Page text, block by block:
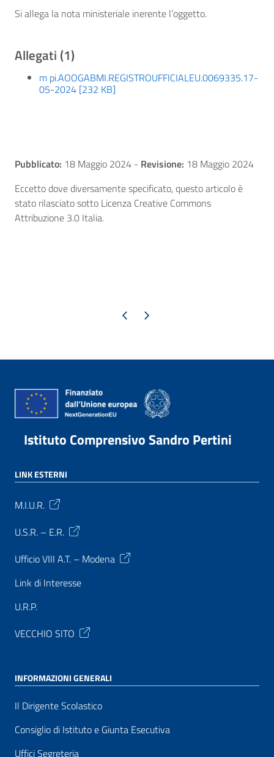
Si allega la nota ministeriale inerente l’oggetto.
Allegati (1)
m pi.AOOGABMI.REGISTROUFFICIALEU.0069335.17-
05-2024 [232 KB]
Pubblicato: 18 Maggio 2024 - Revisione: 18 Maggio 2024
Eccetto dove diversamente specificato, questo articolo è
stato rilasciato sotto Licenza Creative Commons
Attribuzione 3.0 Italia.
Pagina precedente
Pagina successiva
Istituto Comprensivo Sandro Pertini
LINK ESTERNI
M.I.U.R.
U.S.R. – E.R.
Ufficio VIII A.T. – Modena
Link di Interesse
U.R.P.
VECCHIO SITO
INFORMAZIONI GENERALI
Il Dirigente Scolastico
Consiglio di Istituto e Giunta Esecutiva
Uffici Segreteria